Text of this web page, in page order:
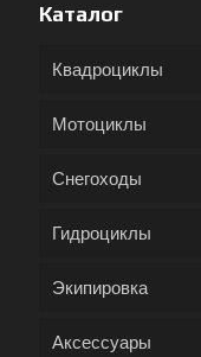
Каталог
Квадроциклы
Мотоциклы
Снегоходы
Гидроциклы
Экипировка
Аксессуары